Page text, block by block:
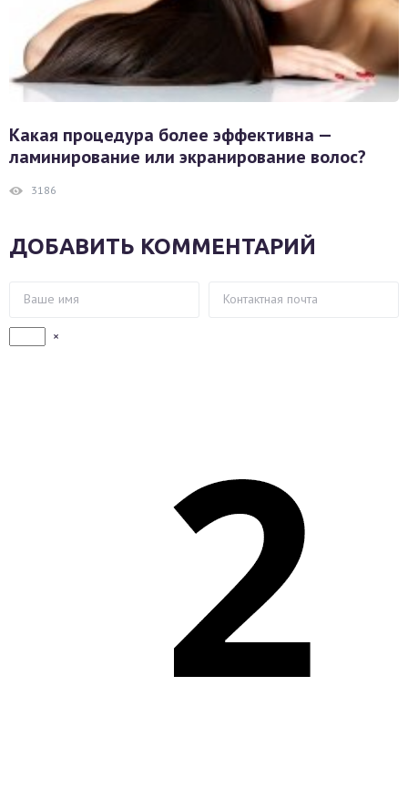
Какая процедура более эффективна —
ламинирование или экранирование волос?
3186
ДОБАВИТЬ КОММЕНТАРИЙ
×